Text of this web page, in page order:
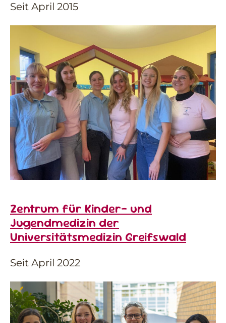
Seit April 2015
Zentrum für Kinder- und
Jugendmedizin der
Universitätsmedizin Greifswald
Seit April 2022